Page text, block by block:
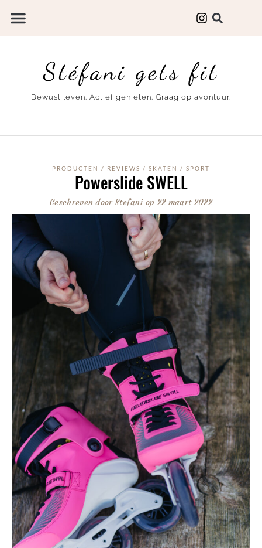
Stéfani gets fit
Bewust leven. Actief genieten. Graag op avontuur.
PRODUCTEN / REVIEWS / SKATEN / SPORT
Powerslide SWELL
Geschreven doorStefani op 22 maart 2022